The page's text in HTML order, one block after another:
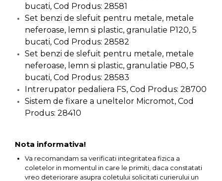
Scripete Manual
Banc de lucru – tamplarie
transport marfa
Perie de Sarma
Capsator Manual
Poansoane Cifre & Litere
Chei
Scari
bucati, Cod Produs: 28581
Set benzi de slefuit pentru metale, metale
neferoase, lemn si plastic, granulatie P120, 5
bucati, Cod Produs: 28582
Set benzi de slefuit pentru metale, metale
neferoase, lemn si plastic, granulatie P80, 5
bucati, Cod Produs: 28583
Intrerupator pedaliera FS, Cod Produs: 28700
Sistem de fixare a uneltelor Micromot, Cod
Produs: 28410
Nota informativa!
Va recomandam sa verificati integritatea fizica a
coletelor in momentul in care le primiti, daca constatati
vreo deteriorare asupra coletului solicitati curierului un